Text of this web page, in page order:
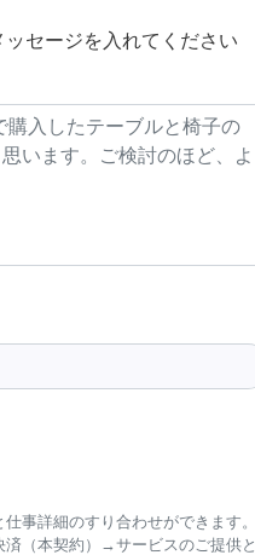
セージを入れてください
事詳細のすり合わせができます。
（本契約）→サービスのご提供と